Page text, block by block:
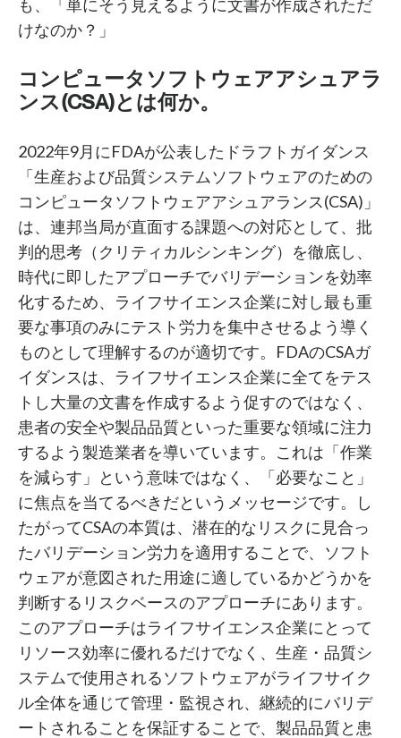
も、「単にそう見えるように文書が作成されただ
けなのか？」
コンピュータソフトウェアアシュアラ
ンス(CSA)とは何か。
2022年9月にFDAが公表したドラフトガイダンス
「生産および品質システムソフトウェアのための
コンピュータソフトウェアアシュアランス(CSA)」
は、連邦当局が直面する課題への対応として、批
判的思考（クリティカルシンキング）を徹底し、
時代に即したアプローチでバリデーションを効率
化するため、ライフサイエンス企業に対し最も重
要な事項のみにテスト労力を集中させるよう導く
ものとして理解するのが適切です。FDAのCSAガ
イダンスは、ライフサイエンス企業に全てをテス
トし大量の文書を作成するよう促すのではなく、
患者の安全や製品品質といった重要な領域に注力
するよう製造業者を導いています。これは「作業
を減らす」という意味ではなく、「必要なこと」
に焦点を当てるべきだというメッセージです。し
たがってCSAの本質は、潜在的なリスクに見合っ
たバリデーション労力を適用することで、ソフト
ウェアが意図された用途に適しているかどうかを
判断するリスクベースのアプローチにあります。
このアプローチはライフサイエンス企業にとって
リソース効率に優れるだけでなく、生産・品質シ
ステムで使用されるソフトウェアがライフサイク
ル全体を通じて管理・監視され、継続的にバリデ
ートされることを保証することで、製品品質と患